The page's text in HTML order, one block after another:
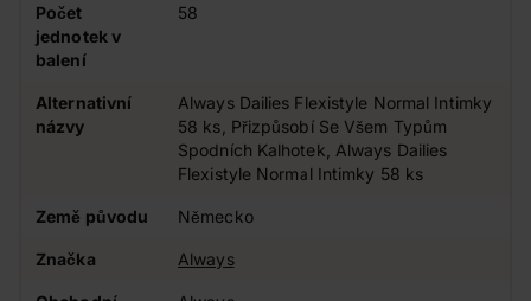
Počet
jednotek v
balení
58
Alternativní
názvy
Always Dailies Flexistyle Normal Intimky
58 ks, Přizpůsobí Se Všem Typům
Spodních Kalhotek, Always Dailies
Flexistyle Normal Intimky 58 ks
Země původu Německo
Značka Always